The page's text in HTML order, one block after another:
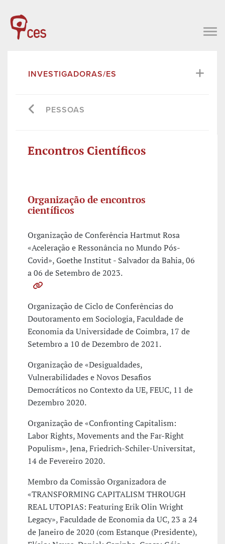
INVESTIGADORAS/ES
PESSOAS
Encontros Científicos
Organização de encontros
científicos
Organização de Conferência Hartmut Rosa
«Aceleração e Ressonância no Mundo Pós-
Covid», Goethe Institut - Salvador da Bahia, 06
a 06 de Setembro de 2023.
Organização de Ciclo de Conferências do
Doutoramento em Sociologia, Faculdade de
Economia da Universidade de Coimbra, 17 de
Setembro a 10 de Dezembro de 2021.
Organização de «Desigualdades,
Vulnerabilidades e Novos Desafios
Democráticos no Contexto da UE, FEUC, 11 de
Dezembro 2020.
Organização de «Confronting Capitalism:
Labor Rights, Movements and the Far-Right
Populism», Jena, Friedrich-Schiler-Universitat,
14 de Fevereiro 2020.
Membro da Comissão Organizadora de
«TRANSFORMING CAPITALISM THROUGH
REAL UTOPIAS: Featuring Erik Olin Wright
Legacy», Faculdade de Economia da UC, 23 a 24
de Janeiro de 2020 (com Estanque (Presidente),